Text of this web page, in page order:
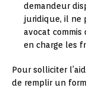
demandeur
juridique, il ne
avocat commis
en charge les
Pour solliciter
de remplir un